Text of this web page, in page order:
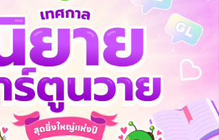
นตร์คาถา โรงเรียน